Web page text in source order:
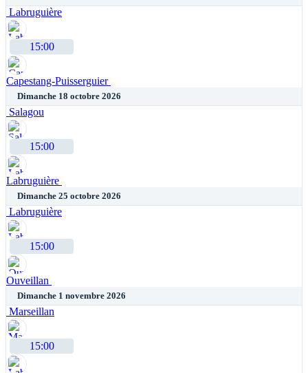
Labruguière
15:00
Capestang-Puisserguier
Dimanche 18 octobre 2026
Salagou
15:00
Labruguière
Dimanche 25 octobre 2026
Labruguière
15:00
Ouveillan
Dimanche 1 novembre 2026
Marseillan
15:00